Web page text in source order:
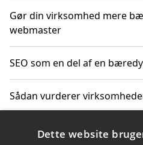
Gør din virksomhed mere
webmaster
SEO som en del af en
Sådan vurderer
Sådan får du hjælp til en
Dette website